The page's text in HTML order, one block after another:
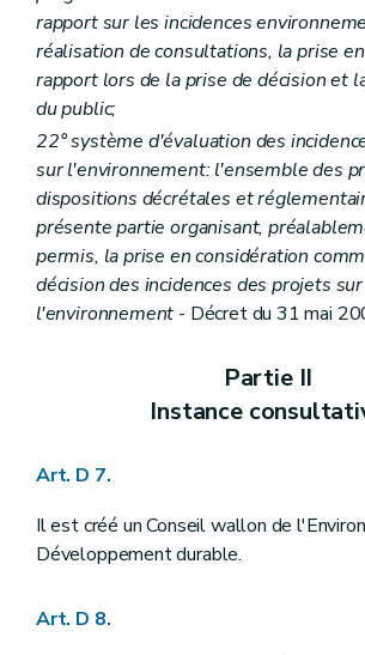
Art. R 4
Art. R 5
Art. R 6
Art. R 7
Art. R 8
Art. R 9
Art. R 10
Art. R 11
Art. R 12
Art. R 13
Art. R 14
Art. R 15
Art. R 16
Partie III Information et sensibilisation en matière
Accès à l'information
Chapitre II
Commission de
Art. R 18
Art. R 21
Art. R 22
Art. R 23
Art. R 26
rapport sur les incidences
réalisation de consultations, la prise
rapport lors de la prise de décision et
du public;
22° système d'évaluation des
sur l'environnement: l'ensemble des
dispositions décrétales et
présente partie organisant,
permis, la prise en considération
décision des incidences des projets sur
l'environnement - Décret du 31 mai
Partie II
Instance
Art. D 7.
Il est créé un Conseil wallon de
Développement durable.
Art. D 8.